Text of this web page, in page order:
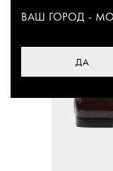
ВАШ ГОРОД -
ДА